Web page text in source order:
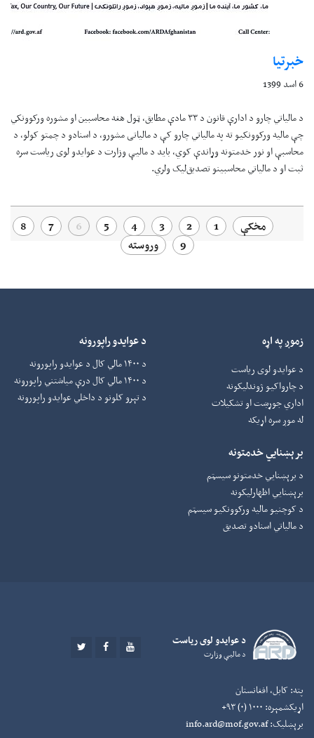
خبرتیا
6 اسد 1399
د مالیاتي چارو د ادارې قانون د ۳۳ مادې مطابق، ټول هغه محاسبین او مشوره ورکوونکي
چې مالیه ورکوونکيو ته په مالیاتي چارو کې د مالیاتی مشورو، د اسنادو د چمتو کولو، د
محاسبې او نور خدمتونه وړاندې کوي، بايد د مالیې وزارت د عوایدو لوی ریاست سره
ثبت او د مالیاتي محاسبینو تصدیق‌ليک ولري.
مخکې 1
2
3
4
5
6
7
8
9
وروسته
زموږ په اړه
د عوایدو لوی ریاست
د چارواکيو ژوندلیکونه
اداري جوړښت او تشکیلات
له موږ سره اړیکه
د عوایدو راپورونه
د ۱۴۰۰ مالي کال د عوایدو راپورونه
د ۱۴۰۰ مالي کال درې میاشتني راپورونه
د تېرو کلونو د داخلي عوایدو راپورونه
برېښنایي خدمتونه
د برېښنايي خدمتونو سیسټم
برېښنايي اظهارلیکونه
د کوچنیو مالیه ورکوونکيو سیسټم
د مالیاتي اسنادو تصدیق
د عوايدو لوی رياست
د ماليې وزارت
YOUTUBE
FACEBOOK
TWITTER
پته:کابل، افغانستان
اړیکشمېره:
برېښلیک:info.ard@mof.gov.af